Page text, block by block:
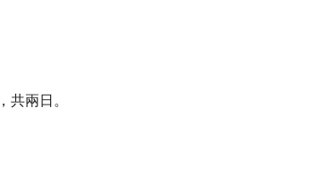
，共兩日。